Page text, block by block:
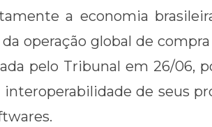
a economia
operação global de
pelo Tribunal em 26/06,
de seus